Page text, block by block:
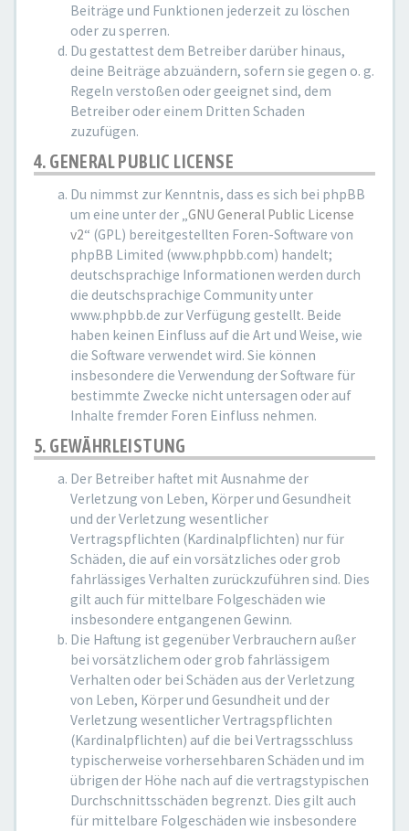
Beiträge und Funktionen jederzeit zu löschen
oder zu sperren.
Du gestattest dem Betreiber darüber hinaus,
deine Beiträge abzuändern, sofern sie gegen o. g.
Regeln verstoßen oder geeignet sind, dem
Betreiber oder einem Dritten Schaden
zuzufügen.
4. GENERAL PUBLIC LICENSE
Du nimmst zur Kenntnis, dass es sich bei phpBB
um eine unter der „GNU General Public License
v2“ (GPL) bereitgestellten Foren-Software von
phpBB Limited (www.phpbb.com) handelt;
deutschsprachige Informationen werden durch
die deutschsprachige Community unter
www.phpbb.de zur Verfügung gestellt. Beide
haben keinen Einfluss auf die Art und Weise, wie
die Software verwendet wird. Sie können
insbesondere die Verwendung der Software für
bestimmte Zwecke nicht untersagen oder auf
Inhalte fremder Foren Einfluss nehmen.
5. GEWÄHRLEISTUNG
Der Betreiber haftet mit Ausnahme der
Verletzung von Leben, Körper und Gesundheit
und der Verletzung wesentlicher
Vertragspflichten (Kardinalpflichten) nur für
Schäden, die auf ein vorsätzliches oder grob
fahrlässiges Verhalten zurückzuführen sind. Dies
gilt auch für mittelbare Folgeschäden wie
insbesondere entgangenen Gewinn.
Die Haftung ist gegenüber Verbrauchern außer
bei vorsätzlichem oder grob fahrlässigem
Verhalten oder bei Schäden aus der Verletzung
von Leben, Körper und Gesundheit und der
Verletzung wesentlicher Vertragspflichten
(Kardinalpflichten) auf die bei Vertragsschluss
typischerweise vorhersehbaren Schäden und im
übrigen der Höhe nach auf die vertragstypischen
Durchschnittsschäden begrenzt. Dies gilt auch
für mittelbare Folgeschäden wie insbesondere